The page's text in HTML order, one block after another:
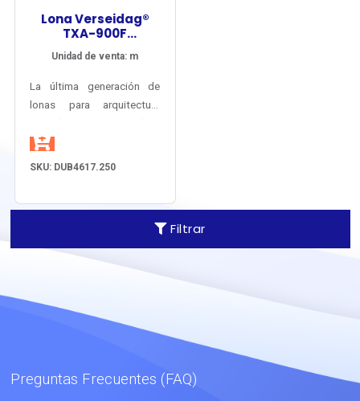
Filtrar
Lona Verseidag®
TXA-900F
Arquitectura Tipo II
PVDF
Unidad de venta: m
La última generación de
lonas para arquitectura
instalación permanente.
caras. Garantía 15 años,
vida útil 25~30 años.
SKU: DUB4617.250
Preguntas Frecuentes (FAQ)